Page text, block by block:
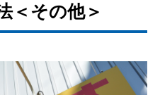
＜その他＞